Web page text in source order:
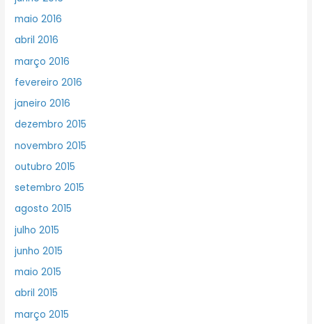
maio 2016
abril 2016
março 2016
fevereiro 2016
janeiro 2016
dezembro 2015
novembro 2015
outubro 2015
setembro 2015
agosto 2015
julho 2015
junho 2015
maio 2015
abril 2015
março 2015